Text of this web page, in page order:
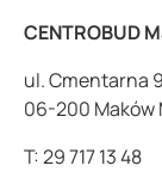
CENTROBUD
ul. Cmentarna 9
06-200 Maków
T: 29 717 13 48